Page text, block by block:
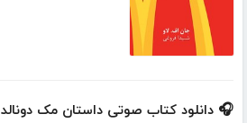
🎧 دانلود کتاب صوتی داستان مک دونالد